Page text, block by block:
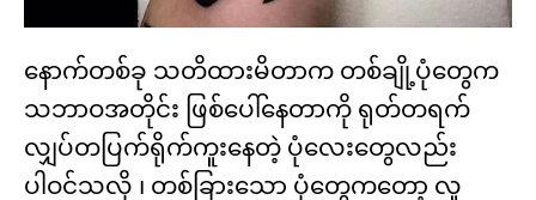
နောက်တစ်ခု သတိထားမိတာက တစ်ချို့ပုံတွေက
သဘာဝအတိုင်း ဖြစ်ပေါ်နေတာကို ရုတ်တရက်
လျှပ်တပြက်ရိုက်ကူးနေတဲ့ ပုံလေးတွေလည်း
ပါဝင်သလို ၊ တစ်ခြားသော ပုံတွေကတော့ လူ